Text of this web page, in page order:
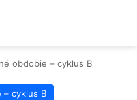
obdobie – cyklus B
– cyklus B